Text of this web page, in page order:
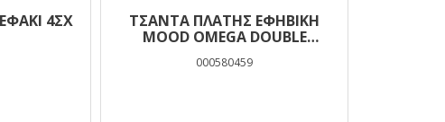
4ΣΧ
ΤΣΆΝΤΑ ΠΛΆΤΗΣ ΕΦΗΒΙΚΉ
MOOD OMEGA DOUBLE
000580459